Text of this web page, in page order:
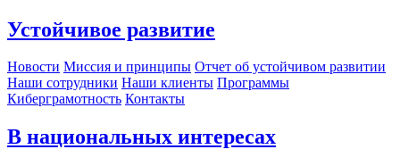
Устойчивое развитие
Новости Миссия и принципы Отчет об устойчивом развитии
Наши сотрудники Наши клиенты Программы
Киберграмотность Контакты
В национальных интересах